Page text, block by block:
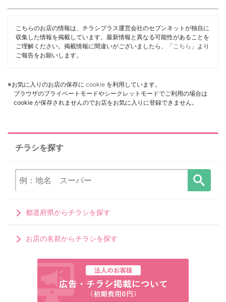
こちらのお店の情報は、チラシプラス運営会社のセブンネットが独自に
収集した情報を掲載しています。最新情報と異なる可能性があることを
ご理解ください。掲載情報に間違いがございましたら、「 こちら 」より
ご報告をお願いします。
※お気に入りのお店の保存に cookie を利用しています。
ブラウザのプライベートモードやシークレットモードでご利用の場合は
cookie が保存されませんのでお店をお気に入りに登録できません。
チラシを探す
都道府県からチラシを探す
お店の名前からチラシを探す